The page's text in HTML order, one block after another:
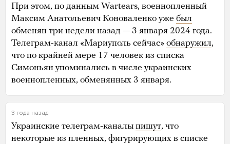
При этом, по данным Wartears, военнопленный
Максим Анатольевич Коноваленко уже был
обменян три недели назад — 3 января 2024 года.
Телеграм-канал «Мариуполь сейчас» обнаружил,
что по крайней мере 17 человек из списка
Симоньян упоминались в числе украинских
военнопленных, обменянных 3 января.
3 года назад
Украинские телеграм-каналы пишут, что
некоторые из пленных, фигурирующих в списке